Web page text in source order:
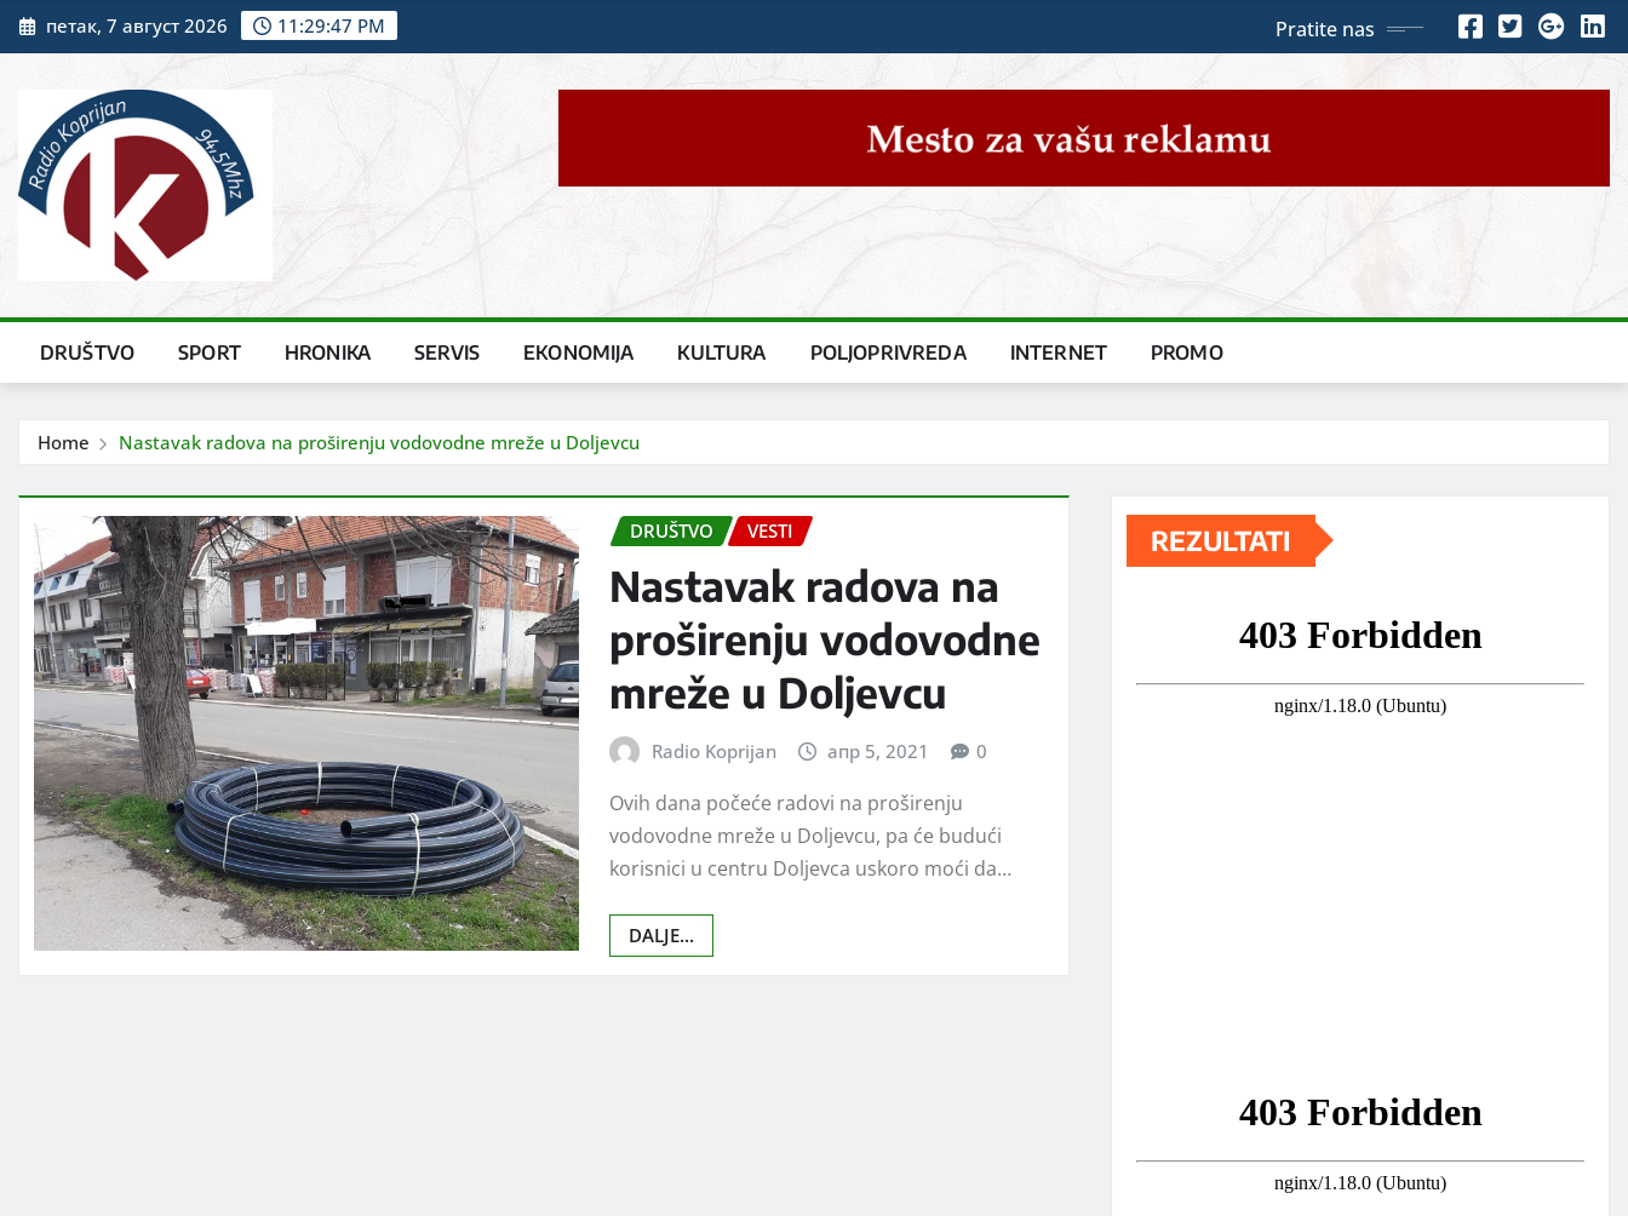
Skip
to
петак, 7 август 2026 11:29:48 PM Pratite nas
DRUŠTVO SPORT HRONIKA SERVIS EKONOMIJA KULTURA POLJOPRIVREDA INTERNET PROMO
Home Nastavak radova na proširenju vodovodne mreže u Doljevcu
DRUŠTVO VESTI
Nastavak radova na
proširenju vodovodne
mreže u Doljevcu
Radio Koprijan апр 5, 2021 0
Ovih dana počeće radovi na proširenju
vodovodne mreže u Doljevcu, pa će budući
korisnici u centru Doljevca uskoro moći da…
DALJE...
REZULTATI